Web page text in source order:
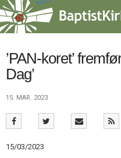
Spring
menu
over
gå
indholdVend
forsiden
Forside
3.0:
Kalender
’PAN-koret’
Dag’
15. MAR. 2023
15/03/2023